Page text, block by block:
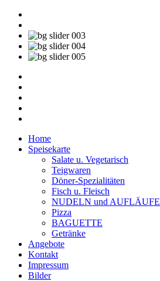
Home
Speisekarte
Salate u. Vegetarisch
Teigwaren
Döner-Spezialitäten
Fisch u. Fleisch
NUDELN und AUFLÄUFE
Pizza
BAGUETTE
Getränke
Angebote
Kontakt
Impressum
Bilder